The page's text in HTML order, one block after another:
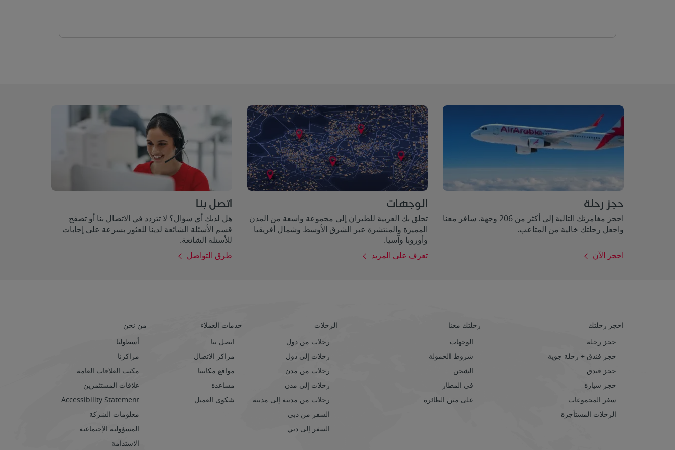
حجز رحلة
احجز مغامرتك التالية إلى أكثر من 206 وجهة. سافر معنا
واجعل رحلتك خالية من المتاعب.
احجز الآن
الوجهات
تحلق بك العربية للطيران إلى مجموعة واسعة من المدن
المميزة والمنتشرة عبر الشرق الأوسط وشمال أفريقيا
وأوروبا وآسيا.
تعرف على المزيد
اتصل بنا
هل لديك أي سؤال؟ لا تتردد في الاتصال بنا أو تصفح
قسم الأسئلة الشائعة لدينا للعثور بسرعة على إجابات
للأسئلة الشائعة.
طرق التواصل
احجز رحلتك
حجز رحلة
حجز فندق + رحلة جوية
حجز فندق
حجز سيارة
سفر المجموعات
الرحلات المستأجرة
رحلتك معنا
الوجهات
شروط الحمولة
الشحن
في المطار
على متن الطائرة
الرحلات
رحلات من دول
رحلات إلى دول
رحلات من مدن
رحلات إلى مدن
رحلات من مدينة إلى مدينة
السفر من دبي
السفر إلى دبي
خدمات العملاء
اتصل بنا
مراكز الاتصال
مواقع مكاتبنا
مساعدة
شكوى العميل
من نحن
أسطولنا
مراكزنا
مكتب العلاقات العامة
علاقات المستثمرين
Accessibility Statement
معلومات الشركة
المسؤولية الإجتماعية
الاستدامة